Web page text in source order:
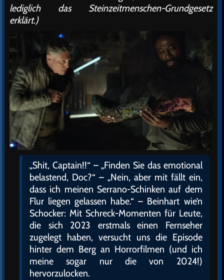
lediglich das Steinzeitmenschen-Grundgesetz
erklärt.)
„Shit, Captain!!“ – „Finden Sie das emotional
belastend, Doc?“ – „Nein, aber mit fällt ein,
dass ich meinen Serrano-Schinken auf dem
Flur liegen gelassen habe.“ – Beinhart wie’n
Schocker: Mit Schreck-Momenten für Leute,
die sich 2023 erstmals einen Fernseher
zugelegt haben, versucht uns die Episode
hinter dem Berg an Horrorfilmen (und ich
meine sogar nur die von 2024!)
hervorzulocken.